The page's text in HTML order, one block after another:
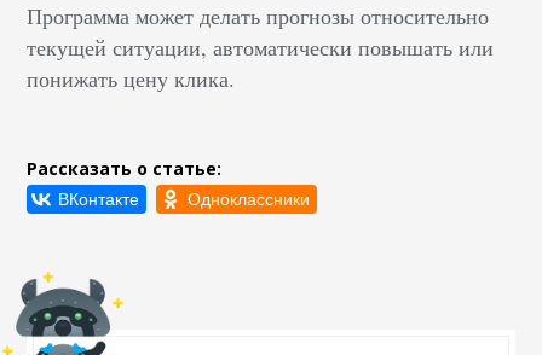
Программа может делать прогнозы относительно
текущей ситуации, автоматически повышать или
понижать цену клика.
Рассказать о статье: